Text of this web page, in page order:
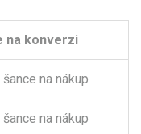
na konverzi
na nákup
na nákup